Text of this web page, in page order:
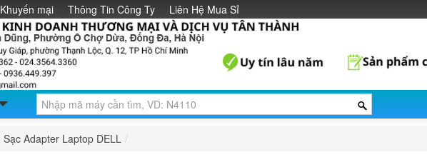
Khuyến mại Thông Tin Công Ty Liên Hệ Mua Sỉ
Sạc Adapter Laptop DELL /